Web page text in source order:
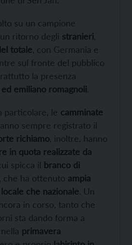
su un campione
ritorno degli stranieri
totale , con Germania e
sul fronte del pubblico
la presenza
emiliano romagnoli.
particolare, le camminate
sempre registrato il
richiamo , inoltre, hanno
in quota realizzate da
spicca il branco di
, che ha ottenuto ampia
che nazionale. Un
in corso, tanto che
sta dando forma a
primavera